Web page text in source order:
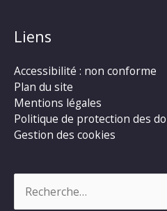
Liens
Accessibilité : non conforme
Plan du site
Mentions légales
Politique de protection des
Gestion des cookies